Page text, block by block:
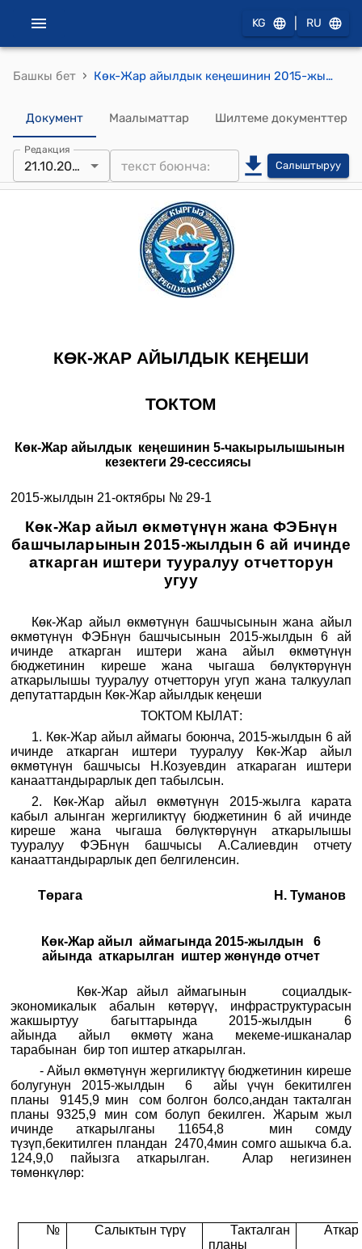
KG RU
Башкы бет › Көк-Жар айылдык кеңешинин 2015-жылдын 21-октябрындагы № 29-1 "Көк-Жар айыл өкмөтүнүн жана ФЭБнүн башчыларынын 2015-жылдын 6 ай ичинде аткарган иштери тууралуу отчетторун угуу" токтому
Документ Маалыматтар Шилтеме документтер
Редакция
21.10.2015 Салыштыруу